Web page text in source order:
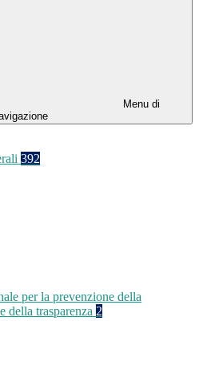
Menu di
392
per la prevenzione della
della trasparenza 2